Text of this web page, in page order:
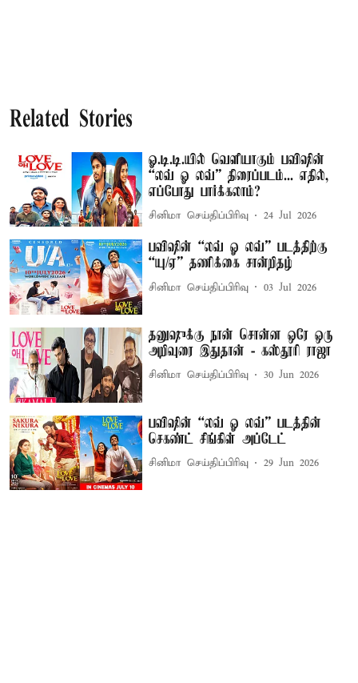
Related Stories
ஓ.டி.டி.யில் வெளியாகும் பவிஷின்
“லவ் ஓ லவ்” திரைப்படம்... எதில்,
எப்போது பார்க்கலாம்?
சினிமா செய்திப்பிரிவு 24 Jul 2026
பவிஷின் “லவ் ஓ லவ்” படத்திற்கு
“யு/ஏ” தணிக்கை சான்றிதழ்
சினிமா செய்திப்பிரிவு 03 Jul 2026
தனுஷுக்கு நான் சொன்ன ஒரே ஒரு
அறிவுரை இதுதான் - கஸ்தூரி ராஜா
சினிமா செய்திப்பிரிவு 30 Jun 2026
பவிஷின் “லவ் ஓ லவ்” படத்தின்
செகண்ட் சிங்கிள் அப்டேட்
சினிமா செய்திப்பிரிவு 29 Jun 2026